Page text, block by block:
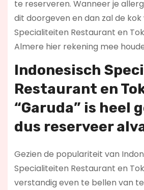
te reserveren. Wanneer je
dit doorgeven en dan zal de kok
Specialiteiten Restaurant en
Almere hier rekening mee
Indonesisch
Restaurant en
“Garuda” is heel
dus reserveer
Gezien de populariteit van
Specialiteiten Restaurant en
verstandig even te bellen van